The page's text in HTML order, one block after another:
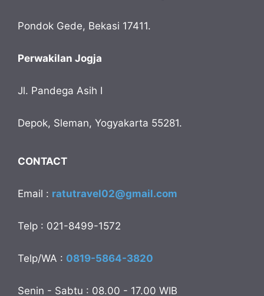
Pondok Gede, Bekasi 17411.
Perwakilan Jogja
Jl. Pandega Asih I
Depok, Sleman, Yogyakarta 55281.
CONTACT
Email : ratutravel02@gmail.com
Telp : 021-8499-1572
Telp/WA : 0819-5864-3820
Senin - Sabtu : 08.00 - 17.00 WIB